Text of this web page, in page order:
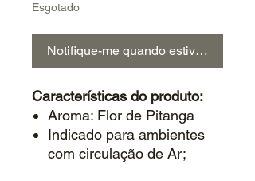
Esgotado
Notifique-me quando estiver
Características do produto:
Aroma: Flor de Pitanga
Indicado para ambientes
com circulação de Ar;